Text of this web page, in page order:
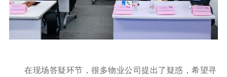
在现场答疑环节，很多物业公司提出了疑惑，希望寻